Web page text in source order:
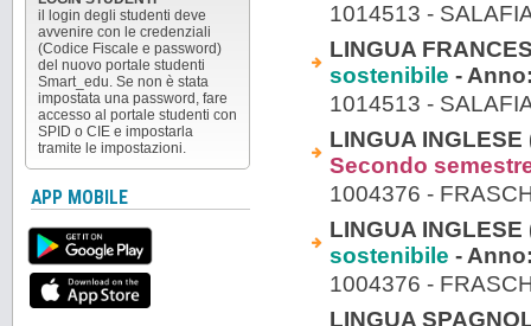
1014513 -
LINGUA
sostenibile -
1014513 -
LINGUA INGLESE
Secondo
1004376 -
LINGUA INGLESE
sostenibile -
1004376 -
LINGUA
il login degli studenti deve
avvenire con le credenziali
(Codice Fiscale e password)
del nuovo portale studenti
Smart_edu. Se non è stata
impostata una password, fare
accesso al portale studenti con
SPID o CIE e impostarla
tramite le impostazioni.
APP MOBILE